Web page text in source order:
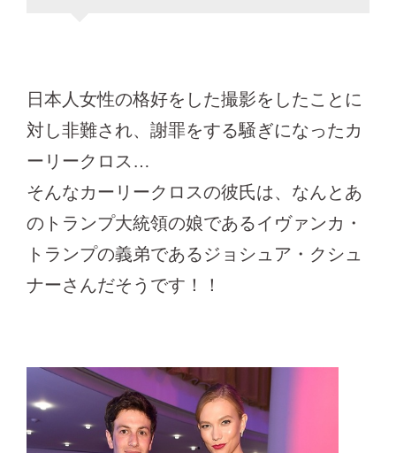
日本人女性の格好をした撮影をしたことに
対し非難され、謝罪をする騒ぎになったカ
ーリークロス…
そんなカーリークロスの彼氏は、なんとあ
のトランプ大統領の娘であるイヴァンカ・
トランプの義弟であるジョシュア・クシュ
ナーさんだそうです！！